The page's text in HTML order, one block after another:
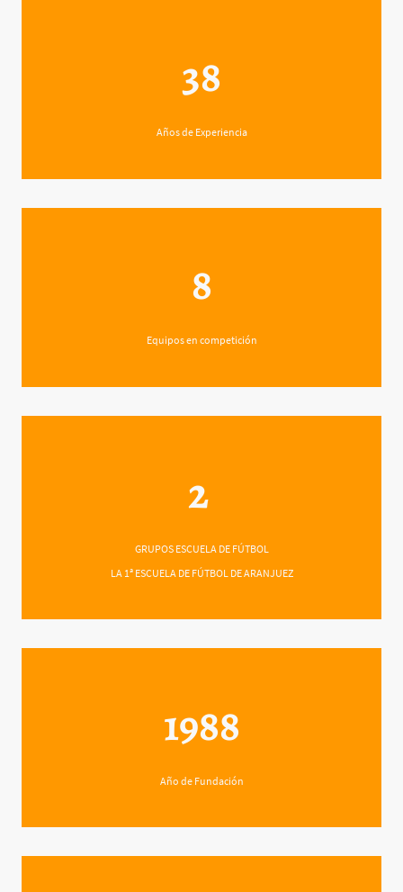
38
Años de Experiencia
8
Equipos en competición
2
GRUPOS ESCUELA DE FÚTBOL
LA 1ª ESCUELA DE FÚTBOL DE ARANJUEZ
1988
Año de Fundación